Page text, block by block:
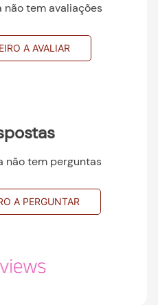
não tem avaliações
A AVALIAR
não tem perguntas
A PERGUNTAR